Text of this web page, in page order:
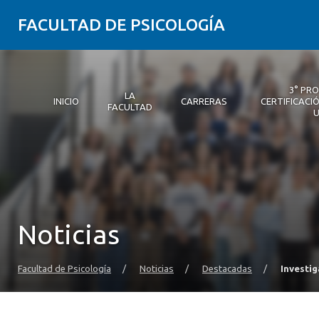
FACULTAD DE PSICOLOGÍA
INICIO
Inicio
LA
FACULTAD
La Facultad
CARRERAS
Carreras
3°
3° Proceso de Certificación | Psicología UDD
Postgrados y Educación Continua
Investigación
Vinculación con el medio
Alumni Psicología UDD
Servicio de Psicología Integral
Noticias
Facultad de Psicología / Noticias / Destacadas /